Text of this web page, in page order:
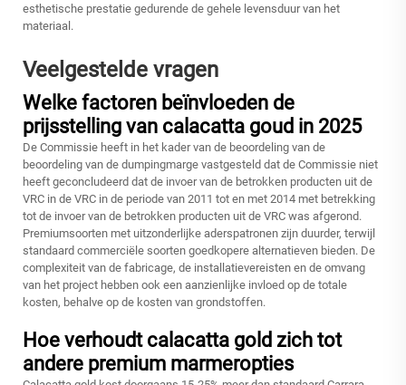
esthetische prestatie gedurende de gehele levensduur van het
materiaal.
Veelgestelde vragen
Welke factoren beïnvloeden de
prijsstelling van calacatta goud in 2025
De Commissie heeft in het kader van de beoordeling van de
beoordeling van de dumpingmarge vastgesteld dat de Commissie niet
heeft geconcludeerd dat de invoer van de betrokken producten uit de
VRC in de VRC in de periode van 2011 tot en met 2014 met betrekking
tot de invoer van de betrokken producten uit de VRC was afgerond.
Premiumsoorten met uitzonderlijke aderspatronen zijn duurder, terwijl
standaard commerciële soorten goedkopere alternatieven bieden. De
complexiteit van de fabricage, de installatievereisten en de omvang
van het project hebben ook een aanzienlijke invloed op de totale
kosten, behalve op de kosten van grondstoffen.
Hoe verhoudt calacatta gold zich tot
andere premium marmeropties